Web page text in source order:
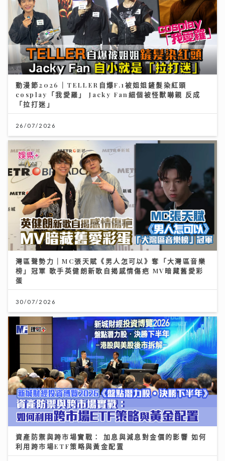
動漫節2026｜TELLER自爆F.1被姐姐鏟髮染紅頭
cosplay「我愛羅」 Jacky Fan細個被怪獸嚇親 反成
「拉打迷」
26/07/2026
灣區聲勢力｜MC張天賦《男人怎可以》奪「大灣區音樂
榜」冠軍 歌手英健朗新歌自揭感情傷疤 MV暗藏舊愛彩
蛋
30/07/2026
資產防禦與跨市場實戰： 加息與減息對金價的影響 如何
利用跨市場ETF策略與黃金配置